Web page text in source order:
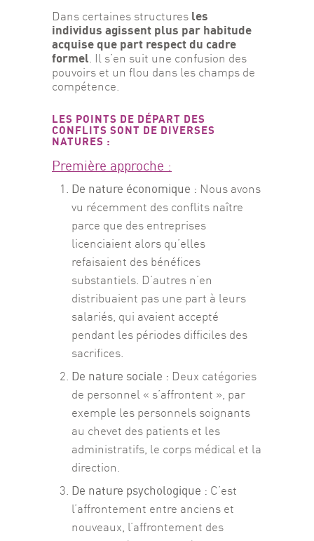
Dans certaines structures les
individus agissent plus par habitude
acquise que part respect du cadre
formel. Il s’en suit une confusion des
pouvoirs et un flou dans les champs de
compétence.
LES POINTS DE DÉPART DES
CONFLITS SONT DE DIVERSES
NATURES :
Première approche :
De nature économique : Nous avons
vu récemment des conflits naître
parce que des entreprises
licenciaient alors qu’elles
refaisaient des bénéfices
substantiels. D’autres n’en
distribuaient pas une part à leurs
salariés, qui avaient accepté
pendant les périodes difficiles des
sacrifices.
De nature sociale : Deux catégories
de personnel « s’affrontent », par
exemple les personnels soignants
au chevet des patients et les
administratifs, le corps médical et la
direction.
De nature psychologique : C’est
l’affrontement entre anciens et
nouveaux, l’affrontement des